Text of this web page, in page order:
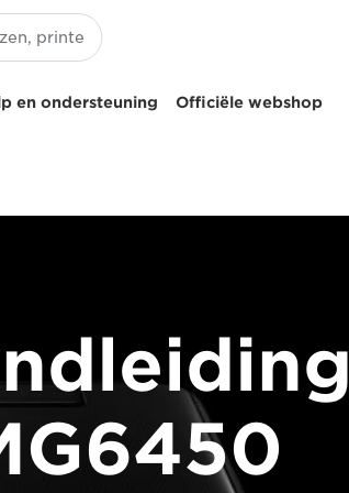
en ondersteuning Officiële webshop